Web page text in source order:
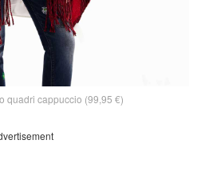
quadri cappuccio (99,95 €)